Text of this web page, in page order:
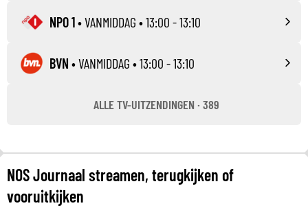
NPO 1•VANMIDDAG • 13:00 - 13:10
BVN •VANMIDDAG • 13:00 - 13:10
ALLE TV-UITZENDINGEN · 389
NOS Journaal streamen, terugkijken of
vooruitkijken